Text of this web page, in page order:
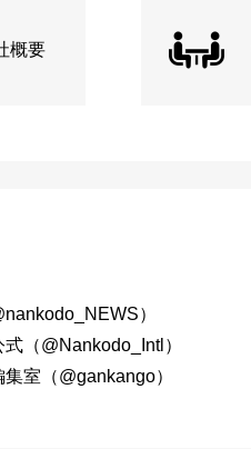
概要
）
（@Nankodo_Intl）
室（@gankango）